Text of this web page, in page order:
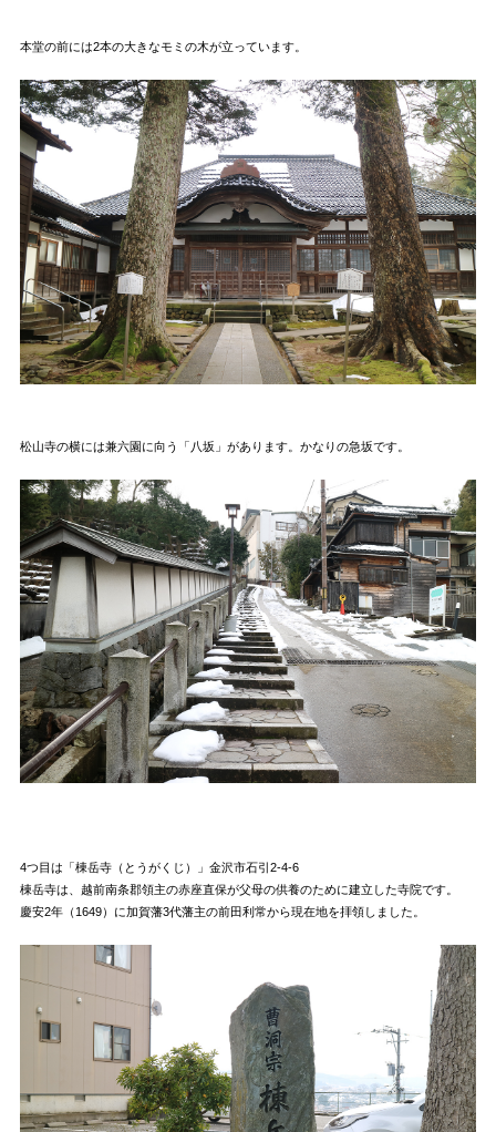
本堂の前には2本の大きなモミの木が立っています。
松山寺の横には兼六園に向う「八坂」があります。かなりの急坂です。
4つ目は「棟岳寺（とうがくじ）」金沢市石引2-4-6
棟岳寺は、越前南条郡領主の赤座直保が父母の供養のために建立した寺院です。
慶安2年（1649）に加賀藩3代藩主の前田利常から現在地を拝領しました。